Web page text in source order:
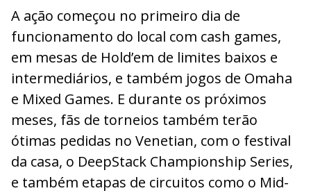
A ação começou no primeiro dia de
funcionamento do local com cash games,
em mesas de Hold’em de limites baixos e
intermediários, e também jogos de Omaha
e Mixed Games. E durante os próximos
meses, fãs de torneios também terão
ótimas pedidas no Venetian, com o festival
da casa, o DeepStack Championship Series,
e também etapas de circuitos como o Mid-